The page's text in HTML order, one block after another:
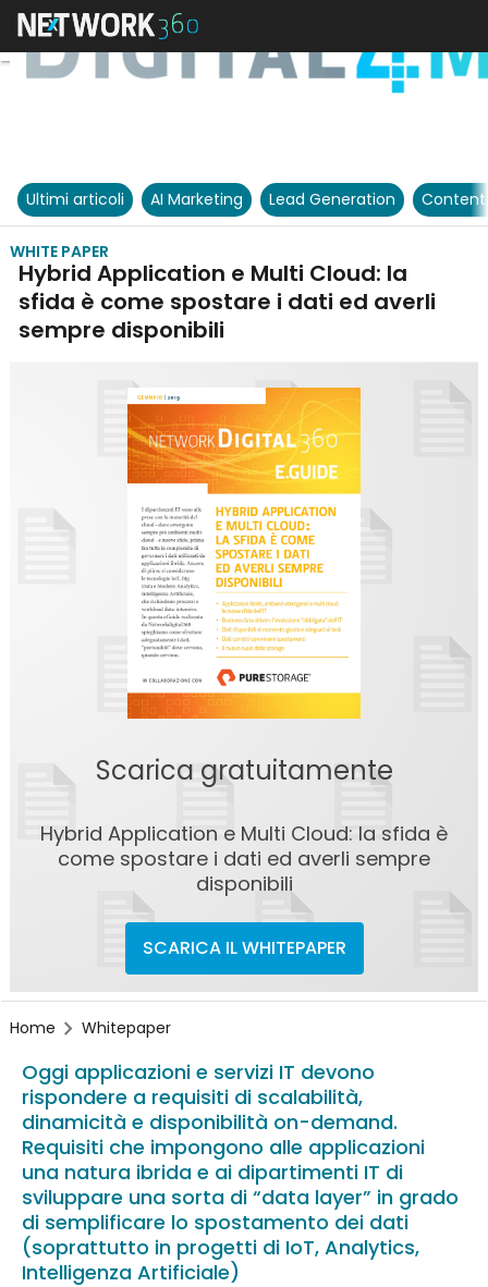
Ultimi articoli AI Marketing Lead Generation
WHITE PAPER
Hybrid Application e Multi Cloud: la
sfida è come spostare i dati ed averli
sempre disponibili
Scarica gratuitamente
Hybrid Application e Multi Cloud: la sfida è
come spostare i dati ed averli sempre
disponibili
SCARICA IL WHITEPAPER
Home Whitepaper
Oggi applicazioni e servizi IT devono
rispondere a requisiti di scalabilità,
dinamicità e disponibilità on-demand.
Requisiti che impongono alle applicazioni
una natura ibrida e ai dipartimenti IT di
sviluppare una sorta di “data layer” in grado
di semplificare lo spostamento dei dati
(soprattutto in progetti di IoT, Analytics,
Intelligenza Artificiale)